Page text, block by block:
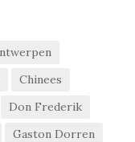
Chinees
Don Frederik
Gaston Dorren